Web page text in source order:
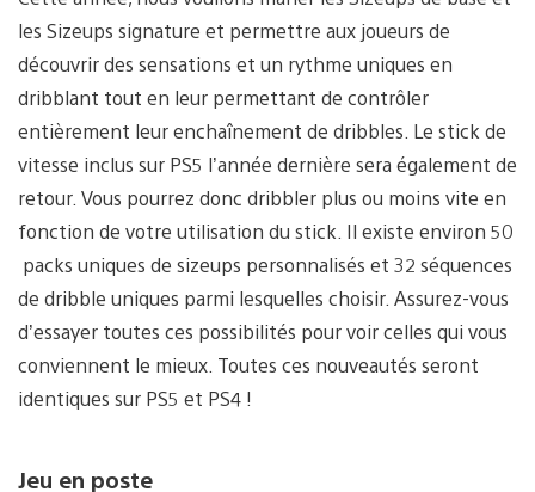
les Sizeups signature et permettre aux joueurs de
découvrir des sensations et un rythme uniques en
dribblant tout en leur permettant de contrôler
entièrement leur enchaînement de dribbles. Le stick de
vitesse inclus sur PS5 l’année dernière sera également de
retour. Vous pourrez donc dribbler plus ou moins vite en
fonction de votre utilisation du stick. Il existe environ 50
packs uniques de sizeups personnalisés et 32 séquences
de dribble uniques parmi lesquelles choisir. Assurez-vous
d’essayer toutes ces possibilités pour voir celles qui vous
conviennent le mieux. Toutes ces nouveautés seront
identiques sur PS5 et PS4 !
Jeu en poste